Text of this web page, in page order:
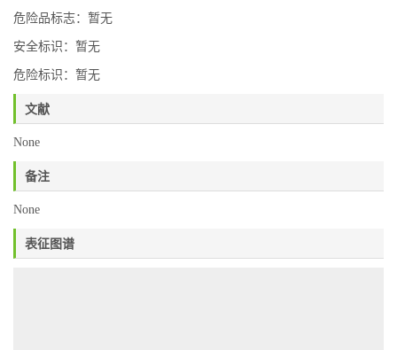
危险品标志：暂无
安全标识：暂无
危险标识：暂无
文献
None
备注
None
表征图谱